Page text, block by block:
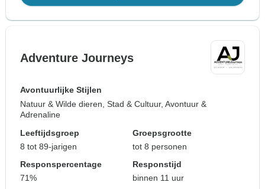
Adventure Journeys
Avontuurlijke Stijlen
Natuur & Wilde dieren, Stad & Cultuur, Avontuur &
Adrenaline
Leeftijdsgroep
8 tot 89-jarigen
Groepsgrootte
tot 8 personen
Responspercentage
71%
Responstijd
binnen 11 uur